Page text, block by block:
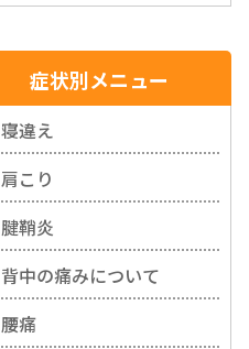
症状別メニュー
寝違え
肩こり
腱鞘炎
背中の痛みについて
腰痛